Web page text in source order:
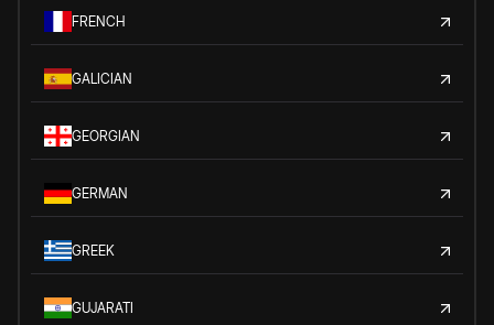
FRENCH
GALICIAN
GEORGIAN
GERMAN
GREEK
GUJARATI